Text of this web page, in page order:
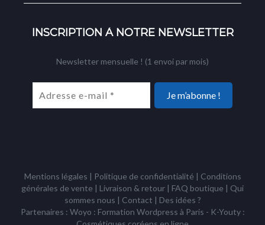
INSCRIPTION À NOTRE NEWSLETTER
Newsletter mensuelle ! (1 envoi par mois)
Mentions légales | Politique de confidentialité | Conditions
générales de vente | Livraison & retour | FAQ boutique | Qui
sommes nous | Contact | Des idées ?
Partenaires : Woyo : Formation Wordpress à Paris - K-Youty :